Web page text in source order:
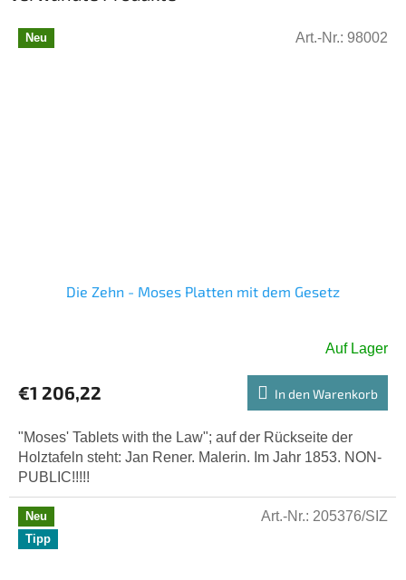
Neu
Die Zehn - Moses Platten mit dem Gesetz
Auf Lager
€1 206,22 In den Warenkorb
"Moses' Tablets with the Law"; auf der Rückseite der
Holztafeln steht: Jan Rener. Malerin. Im Jahr 1853. NON-
PUBLIC!!!!!
Art.-Nr.: 98002
Neu
Tipp
Art.-Nr.: 205376/SIZ